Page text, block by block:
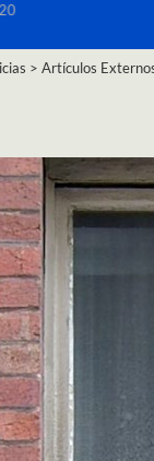
> Artículos